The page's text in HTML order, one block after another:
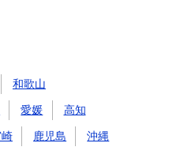
和歌山
愛媛 高知
鹿児島 沖縄